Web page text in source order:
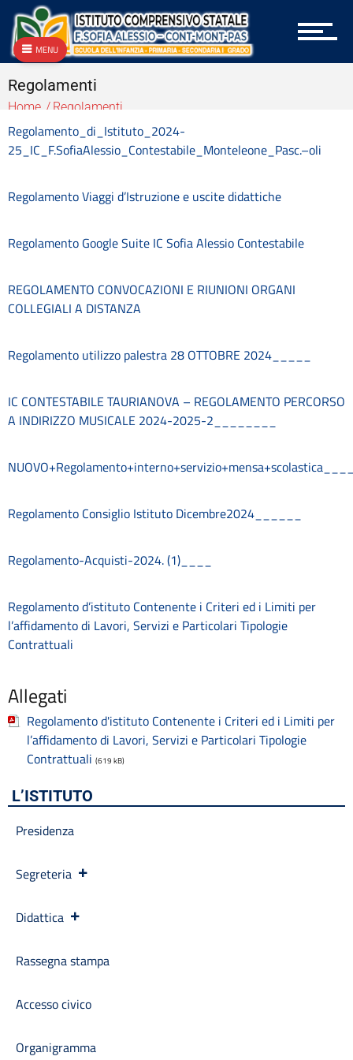
Archivio Albo OnLine e Amministrazione Trasparente
Archivio Bandi e Gare
Archivio Circolari A.T.A.
Archivio Circolari Docenti
Archivio Circolari Genitori
Archivio NEWS Vecchio
Archivio P.T.O.F.
Archivio vecchie Graduatorie
Area docenti
Aree Tematiche
Attestazioni OIV o di struttura analoga
Bandi di gara e contratti
Burocrazia zero
Consulenti e collaboratori
Contrattazione collettiva
Contrattazione integrativa
D.S.G.A.
Dirigenza
Dotazione organica
FAQ e VideoTutorial Registro Elettronico CLASSEVIVA
Galleria
Home
Incarichi amministrativi di vertice
Inclusione e BES
Indicatore di tempestività dei pagamenti
Informazioni
Libri di testo
Materiale didattico
Modulistica personale scuola
Oneri informativi per cittadini e imprese
Organigramma
Personale non a tempo indeterminato
Plessi
PNSD
PON
Regolamenti
Home Regolamenti
Regolamento_di_Istituto_2024-
25_IC_F.SofiaAlessio_Contestabile_Monteleone_Pasc.–oli
Regolamento Viaggi d’Istruzione e uscite didattiche
Regolamento Google Suite IC Sofia Alessio Contestabile
REGOLAMENTO CONVOCAZIONI E RIUNIONI ORGANI
COLLEGIALI A DISTANZA
Regolamento utilizzo palestra 28 OTTOBRE 2024_____
IC CONTESTABILE TAURIANOVA – REGOLAMENTO PERCORSO
A INDIRIZZO MUSICALE 2024-2025-2________
Regolamento Consiglio Istituto Dicembre2024______
Regolamento-Acquisti-2024. (1)____
Regolamento d’istituto Contenente i Criteri ed i Limiti per
l’affidamento di Lavori, Servizi e Particolari Tipologie
Contrattuali
Allegati
Regolamento d'istituto Contenente i Criteri ed i Limiti per
l’affidamento di Lavori, Servizi e Particolari Tipologie
Contrattuali (619 kB)
L’ISTITUTO
Presidenza
Segreteria
Didattica
Rassegna stampa
Accesso civico
Organigramma
MENU